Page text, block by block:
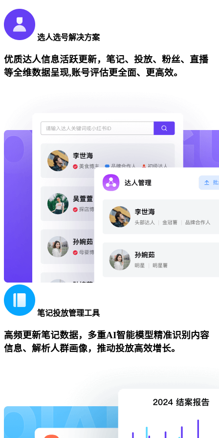
选人选号解决方案
优质达人信息活跃更新，笔记、投放、粉丝、直播
等全维数据呈现,账号评估更全面、更高效。
笔记投放管理工具
高频更新笔记数据，多重AI智能模型精准识别内容
信息、解析人群画像，推动投放高效增长。